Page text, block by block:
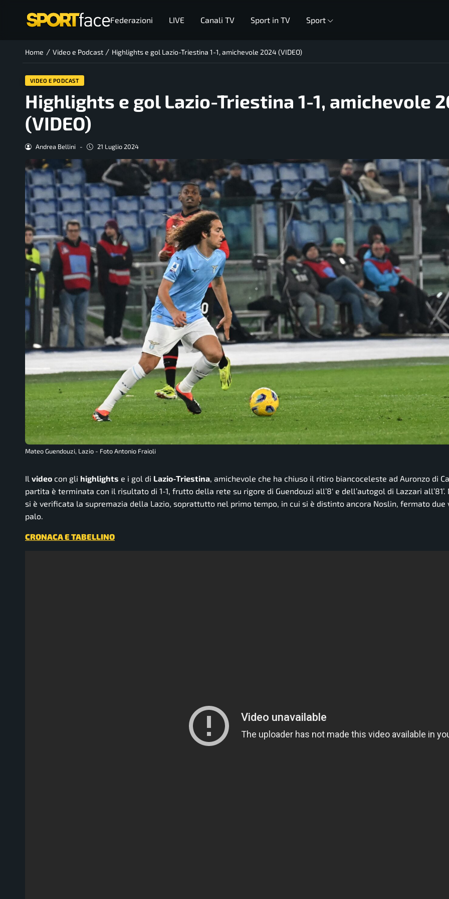
Federazioni LIVE Canali TV Sport in TV Sport
Home / Video e Podcast / Highlights e gol Lazio-Triestina 1-1, amichevole 2024 (VIDEO)
VIDEO E PODCAST
Highlights e gol Lazio-Triestina 1-1, amichevole
(VIDEO)
Andrea Bellini - 21 Luglio 2024
Mateo Guendouzi, Lazio - Foto Antonio Fraioli
Il video con gli highlights e i gol di Lazio-Triestina , amichevole che ha chiuso il ritiro biancoceleste ad Auronzo di
partita è terminata con il risultato di 1-1, frutto della rete su rigore di Guendouzi all’8′ e dell’autogol di Lazzari all’81’.
si è verificata la supremazia della Lazio, soprattutto nel primo tempo, in cui si è distinto ancora Noslin, fermato due
palo.
CRONACA E TABELLINO